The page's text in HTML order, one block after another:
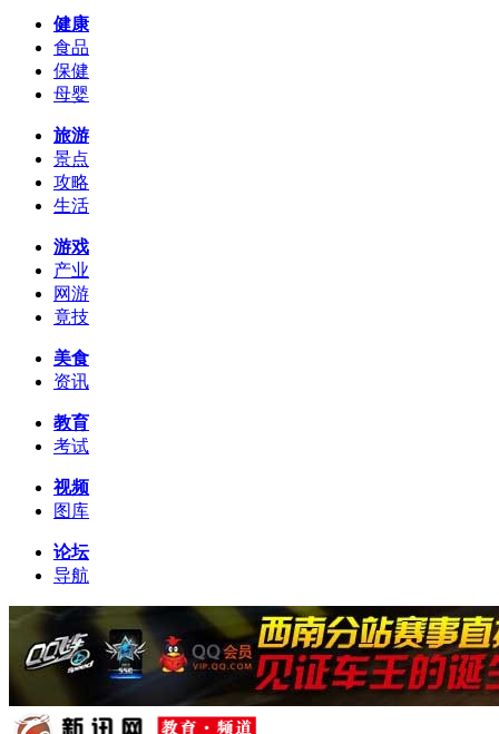
健康
食品
保健
母婴
旅游
景点
攻略
生活
游戏
产业
网游
竟技
美食
资讯
教育
考试
视频
图库
论坛
导航